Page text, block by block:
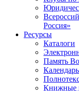
Россия»
Ресурсы
Каталоги
Память
Книжные